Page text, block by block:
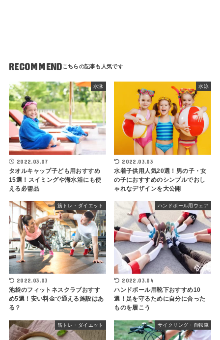
RECOMMEND
水泳
2022.03.07
タオルキャップ子ども用おすすめ
15選！スイミングや海水浴にも使
える必需品
水泳
2022.03.03
水着子供用人気20選！男の子・女
の子におすすめのシンプルでおし
ゃれなデザインを大公開
筋トレ・ダイエット
2022.03.03
池袋のフィットネスクラブおすす
め5選！安い料金で通える施設はあ
る？
ハンドボール用ウェア
2022.03.04
ハンドボール用靴下おすすめ10
選！足を守るために自分に合った
ものを履こう
筋トレ・ダイエット サイクリング・自転車